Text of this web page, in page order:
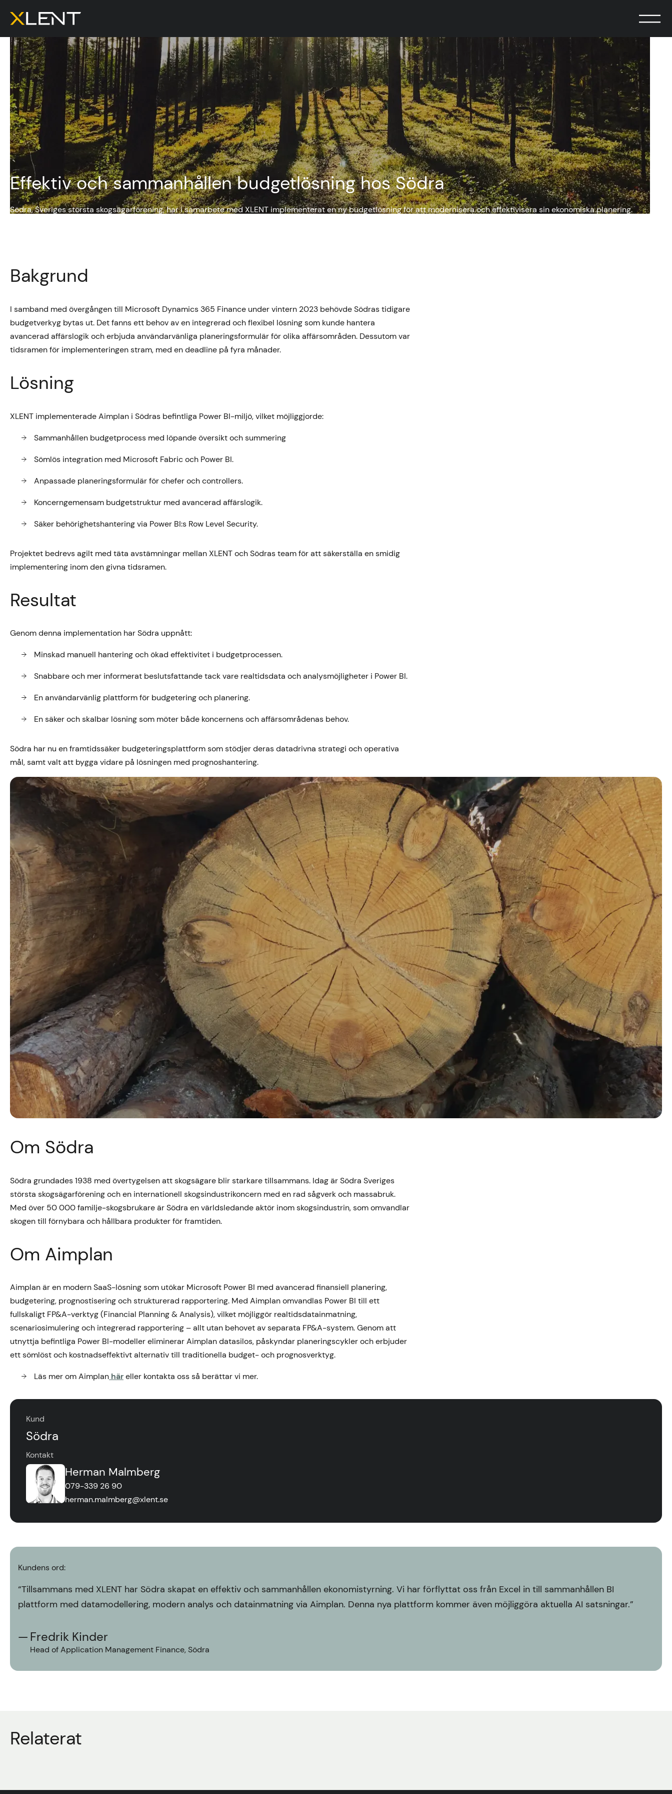
Effektiv och sammanhållen budgetlösning hos Södra
Södra, Sveriges största skogsägarförening, har i samarbete med XLENT implementerat en ny budgetlösning för att modernisera och effektivisera sin ekonomiska planering.
Bakgrund
I samband med övergången till Microsoft Dynamics 365 Finance under vintern 2023 behövde Södras tidigare
budgetverkyg bytas ut. Det fanns ett behov av en integrerad och flexibel lösning som kunde hantera
avancerad affärslogik och erbjuda användarvänliga planeringsformulär för olika affärsområden. Dessutom var
tidsramen för implementeringen stram, med en deadline på fyra månader.
Lösning
XLENT implementerade Aimplan i Södras befintliga Power BI-miljö, vilket möjliggjorde:
Sammanhållen budgetprocess med löpande översikt och summering
Sömlös integration med Microsoft Fabric och Power BI.
Anpassade planeringsformulär för chefer och controllers.
Koncerngemensam budgetstruktur med avancerad affärslogik.
Säker behörighetshantering via Power BI:s Row Level Security.
Projektet bedrevs agilt med täta avstämningar mellan XLENT och Södras team för att säkerställa en smidig
implementering inom den givna tidsramen.
Resultat
Genom denna implementation har Södra uppnått:
Minskad manuell hantering och ökad effektivitet i budgetprocessen.
Snabbare och mer informerat beslutsfattande tack vare realtidsdata och analysmöjligheter i Power BI.
En användarvänlig plattform för budgetering och planering.
En säker och skalbar lösning som möter både koncernens och affärsområdenas behov.
Södra har nu en framtidssäker budgeteringsplattform som stödjer deras datadrivna strategi och operativa
mål, samt valt att bygga vidare på lösningen med prognoshantering.
Om Södra
Södra grundades 1938 med övertygelsen att skogsägare blir starkare tillsammans. Idag är Södra Sveriges
största skogsägarförening och en internationell skogsindustrikoncern med en rad sågverk och massabruk.
Med över 50 000 familje-skogsbrukare är Södra en världsledande aktör inom skogsindustrin, som omvandlar
skogen till förnybara och hållbara produkter för framtiden.
Om Aimplan
Aimplan är en modern SaaS-lösning som utökar Microsoft Power BI med avancerad finansiell planering,
budgetering, prognostisering och strukturerad rapportering. Med Aimplan omvandlas Power BI till ett
fullskaligt FP&A-verktyg (Financial Planning & Analysis), vilket möjliggör realtidsdatainmatning,
scenariosimulering och integrerad rapportering – allt utan behovet av separata FP&A-system. Genom att
utnyttja befintliga Power BI-modeller eliminerar Aimplan datasilos, påskyndar planeringscykler och erbjuder
ett sömlöst och kostnadseffektivt alternativ till traditionella budget- och prognosverktyg.
Läs mer om Aimplan häreller kontakta oss så berättar vi mer.
Kund
Södra
Kontakt
Herman Malmberg
079-339 26 90
herman.malmberg@xlent.se
Kundens ord:
“Tillsammans med XLENT har Södra skapat en effektiv och sammanhållen ekonomistyrning. Vi har förflyttat oss från Excel in till sammanhållen BI
plattform med datamodellering, modern analys och datainmatning via Aimplan. Denna nya plattform kommer även möjliggöra aktuella AI satsningar.”
Fredrik Kinder
Head of Application Management Finance, Södra
Relaterat